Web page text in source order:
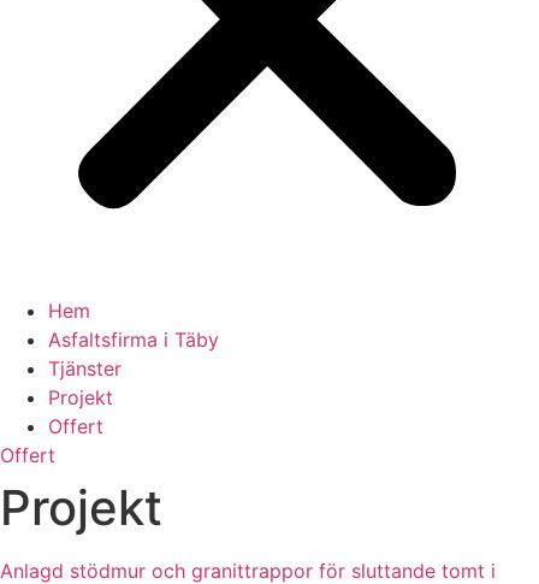
Hem
Asfaltsfirma i Täby
Tjänster
Projekt
Offert
Offert
Projekt
Anlagd stödmur och granittrappor för sluttande tomt i